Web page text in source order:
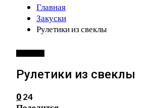
Главная
Закуски
Рулетики из свеклы
Рулетики из свеклы
0 24